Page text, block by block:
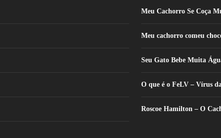
Meu Cachorro Se Coça
Meu cachorro comeu
Seu Gato Bebe Muita
O que é o FeLV – Vírus
Roscoe Hamilton – O